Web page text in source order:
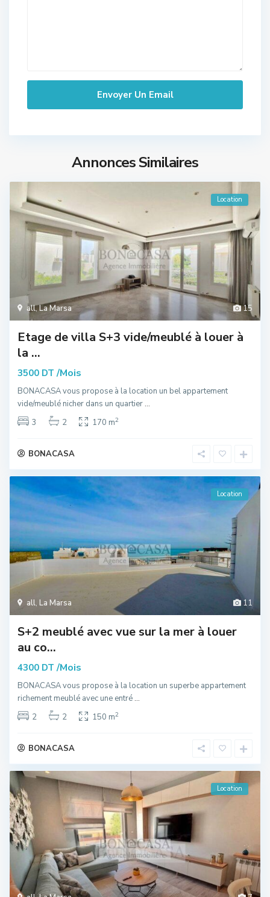
Annonces Similaires
15
all,La Marsa
Location
Etage de villa S+3 vide/meublé à louer à
la ...
3500 DT /Mois
BONACASA vous propose à la location un bel appartement
vide/meublé nicher dans un quartier...
3
2 170 m2
BONACASA
11
all, La Marsa
Location
S+2 meublé avec vue sur la mer à louer
au co...
4300 DT /Mois
BONACASA vous propose à la location un superbe appartement
richement meublé avec une entré...
2
2 150 m2
BONACASA
Location